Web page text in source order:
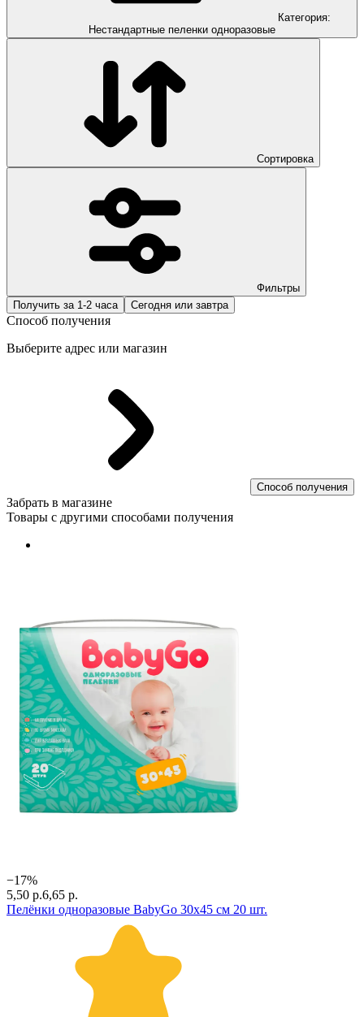
Категория:
Нестандартные пеленки одноразовые
Сортировка
Фильтры
Получить за 1-2 часа
Сегодня или завтра
Способ получения
Выберите адрес или магазин
Способ получения
Забрать в магазине
Товары с другими способами получения
−17%
5,50 р.6,65 р.
Пелёнки одноразовые BabyGo 30х45 см 20 шт.